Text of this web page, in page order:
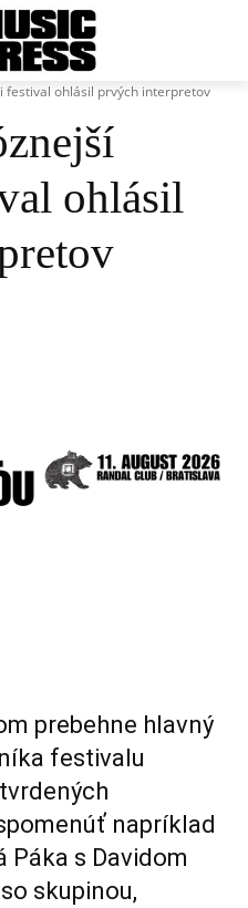
festival ohlásil prvých interpretov
ohlásil
prebehne hlavný
festivalu
napríklad
Páka s Davidom
skupinou,